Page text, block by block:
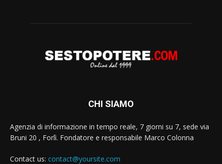
CHI SIAMO
Agenzia di informazione in tempo reale, 7 giorni su 7, sede via
Bruni 20 , Forlì. Fondatore e responsabile Marco Colonna
Contact us: contact@yoursite.com